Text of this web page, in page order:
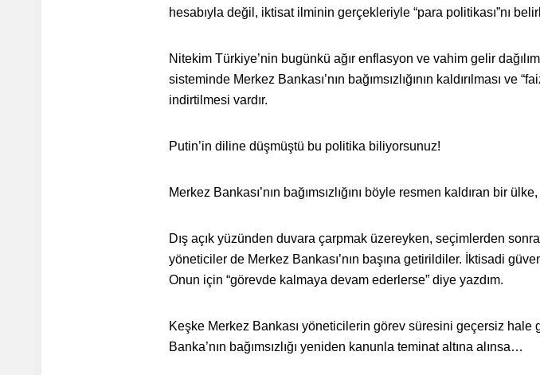
hesabıyla değil, iktisat ilminin gerçekleriyle “para politikası”nı
Nitekim Türkiye’nin bugünkü ağır enflasyon ve vahim gelir
sisteminde Merkez Bankası’nın bağımsızlığının kaldırılması ve
indirtilmesi vardır.
Putin’in diline düşmüştü bu politika biliyorsunuz!
Merkez Bankası’nın bağımsızlığını böyle resmen kaldıran bir
Dış açık yüzünden duvara çarpmak üzereyken, seçimlerden
yöneticiler de Merkez Bankası’nın başına getirildiler. İktisadi
Onun için “görevde kalmaya devam ederlerse” diye yazdım.
Keşke Merkez Bankası yöneticilerin görev süresini geçersiz hale
Banka’nın bağımsızlığı yeniden kanunla teminat altına alınsa…